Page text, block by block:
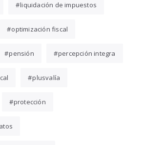
liquidación de impuestos
optimización fiscal
pensión percepción integra
plusvalía
protección